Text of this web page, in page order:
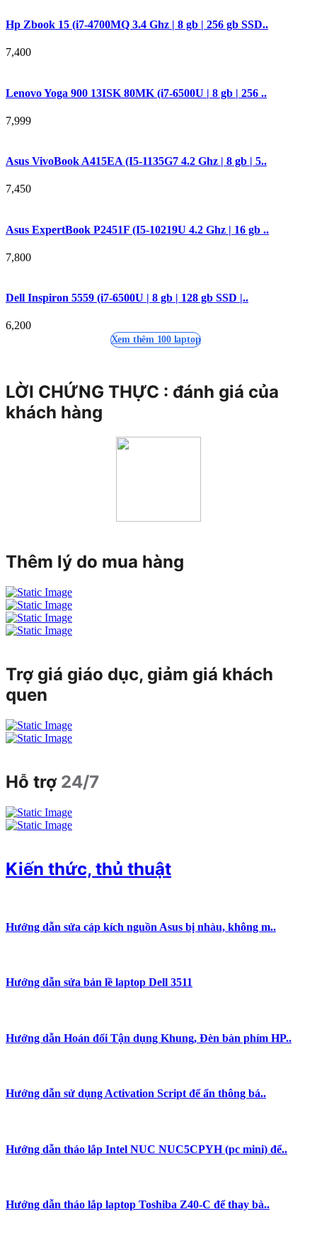
Hp Zbook 15 (i7-4700MQ 3.4 Ghz | 8 gb | 256 gb SSD..
7,400
Lenovo Yoga 900 13ISK 80MK (i7-6500U | 8 gb | 256 ..
7,999
Asus VivoBook A415EA (I5-1135G7 4.2 Ghz | 8 gb | 5..
7,450
Asus ExpertBook P2451F (I5-10219U 4.2 Ghz | 16 gb ..
7,800
Dell Inspiron 5559 (i7-6500U | 8 gb | 128 gb SSD |..
6,200
Xem thêm 100 laptop
LỜI CHỨNG THỰC : đánh giá của
khách hàng
Thêm lý do mua hàng
Trợ giá giáo dục, giảm giá khách
quen
Hỗ trợ 24/7
Kiến thức, thủ thuật
Hướng dẫn sửa cáp kích nguồn Asus bị nhàu, không m..
Hướng dẫn sửa bản lề laptop Dell 3511
Hướng dẫn Hoán đổi Tận dụng Khung, Đèn bàn phím HP..
Hướng dẫn sử dụng Activation Script để ẩn thông bá..
Hướng dẫn tháo lắp Intel NUC NUC5CPYH (pc mini) để..
Hướng dẫn tháo lắp laptop Toshiba Z40-C để thay bà..